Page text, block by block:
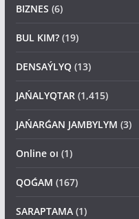
BIZNES (6)
BUL KIM?(19)
DENSAÝLYQ(13)
JAŃALYQTAR(1,415)
JAŃARǴAN JAMBYLYM (3)
Online oı (1)
QOǴAM (167)
SARAPTAMA(1)